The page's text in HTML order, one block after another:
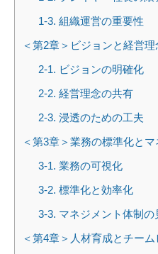
1-3. 組織運営の重要性
＜第2章＞ビジョンと経営
2-1. ビジョンの明確化
2-2. 経営理念の共有
2-3. 浸透のための工夫
＜第3章＞業務の標準化と
3-1. 業務の可視化
3-2. 標準化と効率化
3-3. マネジメント体制の
＜第4章＞人材育成とチー